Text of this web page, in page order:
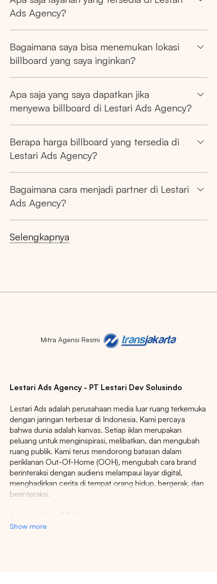
Ads Agency?
Bagaimana saya bisa menemukan lokasi
billboard yang saya inginkan?
Apa saja yang saya dapatkan jika
menyewa billboard di Lestari Ads Agency?
Berapa harga billboard yang tersedia di
Lestari Ads Agency?
Bagaimana cara menjadi partner di Lestari
Ads Agency?
Selengkapnya
Mitra Agensi Resmi
Lestari Ads Agency - PT Lestari Dev Solusindo
Lestari Ads adalah perusahaan media luar ruang terkemuka
dengan jaringan terbesar di Indonesia. Kami percaya
bahwa dunia adalah kanvas. Setiap iklan merupakan
peluang untuk menginspirasi, melibatkan, dan mengubah
ruang publik. Kami terus mendorong batasan dalam
periklanan Out-Of-Home (OOH), mengubah cara brand
berinteraksi dengan audiens melampaui layar digital,
menghadirkan cerita di tempat orang hidup, bergerak, dan
berinteraksi.
Show more